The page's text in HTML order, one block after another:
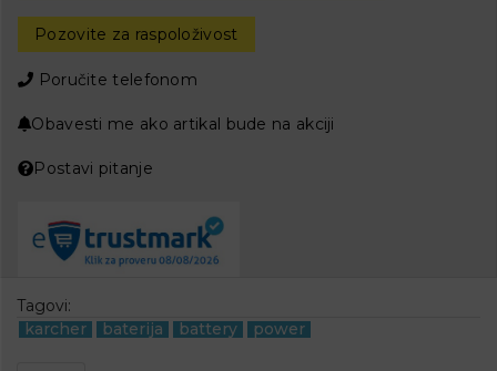
Pozovite za raspoloživost
Poručite telefonom
Obavesti me ako artikal bude na akciji
Postavi pitanje
Tagovi:
karcher
baterija battery power